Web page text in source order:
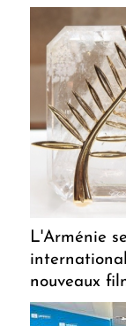
L'Arménie
nouveaux